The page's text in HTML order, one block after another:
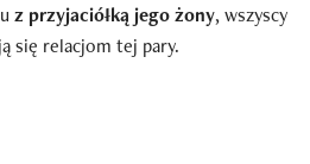
z przyjaciółką jego żony, wszyscy
się relacjom tej pary.